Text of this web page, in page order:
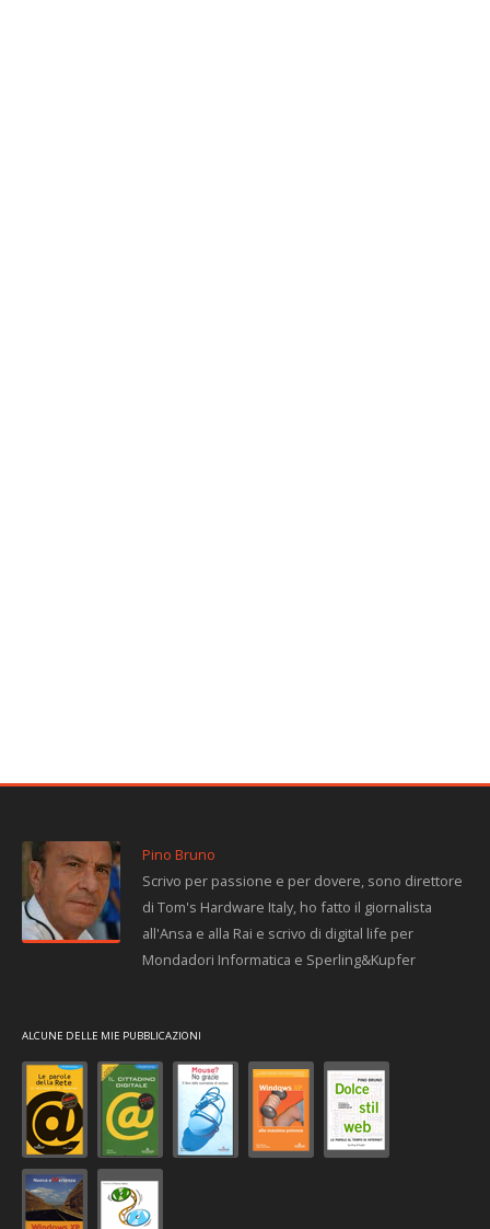
Pino Bruno
Scrivo per passione e per dovere, sono direttore
di Tom's Hardware Italy, ho fatto il giornalista
all'Ansa e alla Rai e scrivo di digital life per
Mondadori Informatica e Sperling&Kupfer
ALCUNE DELLE MIE PUBBLICAZIONI